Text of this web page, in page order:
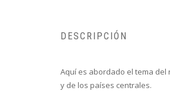
DESCRIPCIÓN
Aquí es abordado el tema
y de los países centrales.